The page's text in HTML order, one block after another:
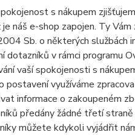
s nákupem
je náš e-shop zapojen. Ty
Sb. o některých službách
dotazníků v rámci programu
vaší spokojenosti s
postavení využíváme
informace o zakoupeném
předány žádné třetí
můžete kdykoli vyjádřit